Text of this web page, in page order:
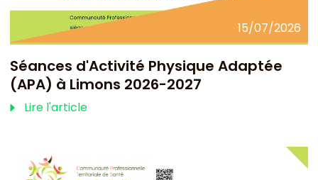
15/07/2026
Séances d'Activité Physique Adaptée
(APA) à Limons 2026-2027
Lire l'article